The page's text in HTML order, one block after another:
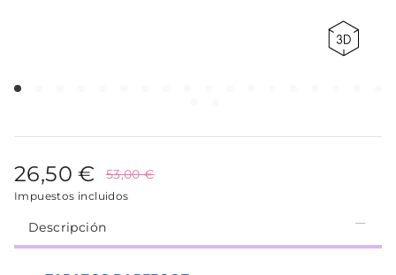
26,50 € 53,00 €
Impuestos incluidos
Descripción